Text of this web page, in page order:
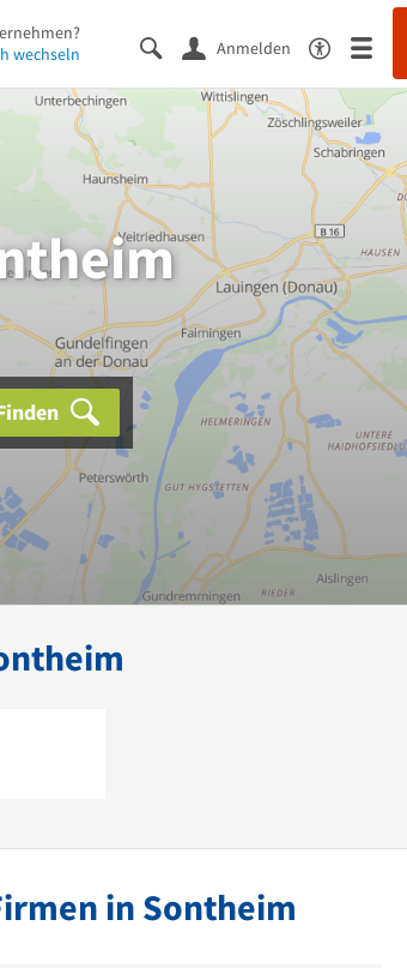
Anmelden
wechseln
in Sontheim